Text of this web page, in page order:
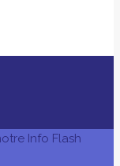
Info Flash